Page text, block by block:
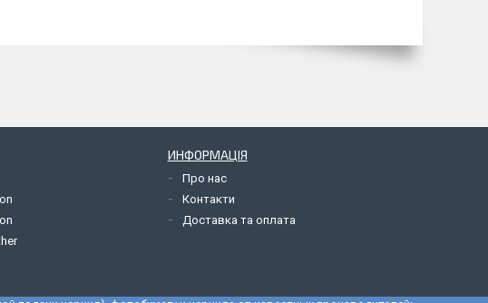
ИНФОРМАЦІЯ
Про нас
Контакти
Доставка та оплата